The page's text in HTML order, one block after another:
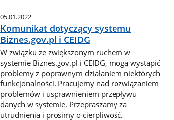
05.01.2022
Komunikat dotyczący systemu
Biznes.gov.pl i CEIDG
W związku ze zwiększonym ruchem w
systemie Biznes.gov.pl i CEIDG, mogą wystąpić
problemy z poprawnym działaniem niektórych
funkcjonalności. Pracujemy nad rozwiązaniem
problemów i usprawnieniem przepływu
danych w systemie. Przepraszamy za
utrudnienia i prosimy o cierpliwość.